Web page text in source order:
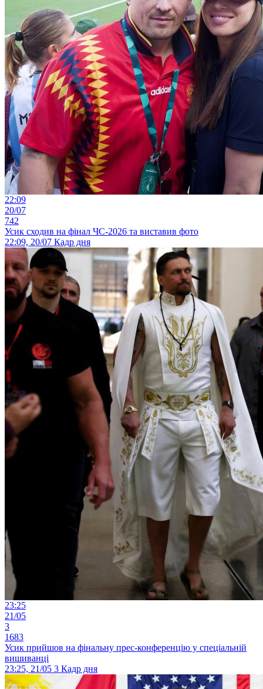
22:09
20/07
742
Усик сходив на фінал ЧС-2026 та виставив фото
22:09, 20/07 Кадр дня
23:25
21/05
3
1683
Усик прийшов на фінальну прес-конференцію у спеціальній
вишиванці
23:25, 21/05 3 Кадр дня